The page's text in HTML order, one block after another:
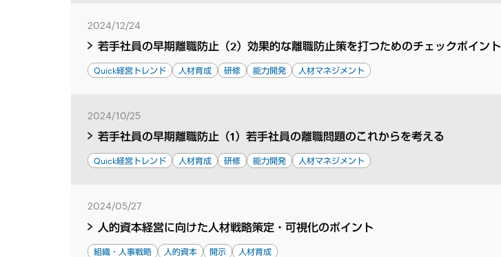
2024/12/24
若手社員の早期離職防止（2）効果的な離職防止策を打つためのチェックポイント
Quick経営トレンド 人材育成 研修 能力開発 人材マネジメント
2024/10/25
若手社員の早期離職防止（1）若手社員の離職問題のこれからを考える
Quick経営トレンド 人材育成 研修 能力開発 人材マネジメント
2024/05/27
人的資本経営に向けた人材戦略策定・可視化のポイント
組織・人事戦略 人的資本 開示 人材育成